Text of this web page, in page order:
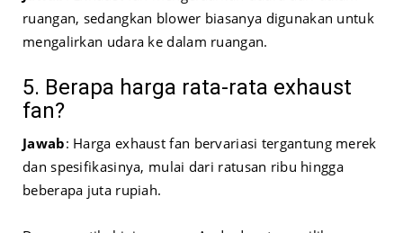
ruangan, sedangkan blower biasanya digunakan untuk
mengalirkan udara ke dalam ruangan.
5. Berapa harga rata-rata exhaust
fan?
Jawab: Harga exhaust fan bervariasi tergantung merek
dan spesifikasinya, mulai dari ratusan ribu hingga
beberapa juta rupiah.